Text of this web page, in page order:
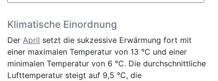
Klimatische Einordnung
Der April setzt die sukzessive Erwärmung fort mit
einer maximalen Temperatur von 13 °C und einer
minimalen Temperatur von 6 °C. Die durchschnittliche
Lufttemperatur steigt auf 9,5 °C, die